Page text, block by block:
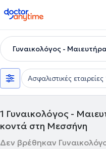
doctoranytime
Γυναικολόγος -
Ασφαλιστικές εταιρείες
1 Γυναικολόγος -
κοντά στη Μεσσήνη
Δεν βρέθηκαν